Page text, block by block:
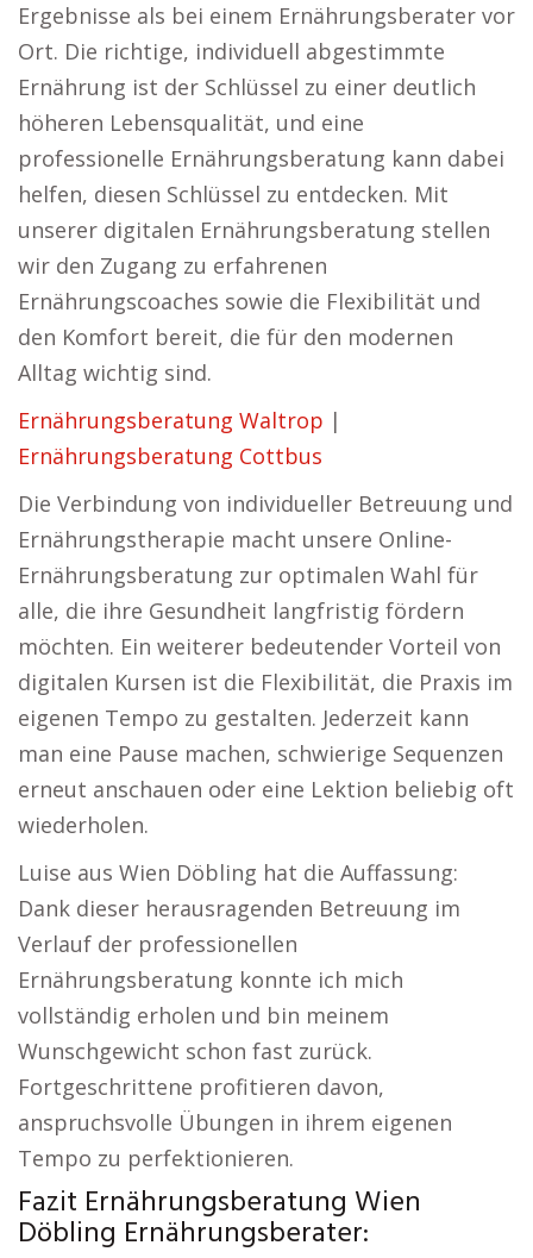
Ergebnisse als bei einem Ernährungsberater vor
Ort. Die richtige, individuell abgestimmte
Ernährung ist der Schlüssel zu einer deutlich
höheren Lebensqualität, und eine
professionelle Ernährungsberatung kann dabei
helfen, diesen Schlüssel zu entdecken. Mit
unserer digitalen Ernährungsberatung stellen
wir den Zugang zu erfahrenen
Ernährungscoaches sowie die Flexibilität und
den Komfort bereit, die für den modernen
Alltag wichtig sind.
Ernährungsberatung Waltrop |
Ernährungsberatung Cottbus
Die Verbindung von individueller Betreuung und
Ernährungstherapie macht unsere Online-
Ernährungsberatung zur optimalen Wahl für
alle, die ihre Gesundheit langfristig fördern
möchten. Ein weiterer bedeutender Vorteil von
digitalen Kursen ist die Flexibilität, die Praxis im
eigenen Tempo zu gestalten. Jederzeit kann
man eine Pause machen, schwierige Sequenzen
erneut anschauen oder eine Lektion beliebig oft
wiederholen.
Luise aus Wien Döbling hat die Auffassung:
Dank dieser herausragenden Betreuung im
Verlauf der professionellen
Ernährungsberatung konnte ich mich
vollständig erholen und bin meinem
Wunschgewicht schon fast zurück.
Fortgeschrittene profitieren davon,
anspruchsvolle Übungen in ihrem eigenen
Tempo zu perfektionieren.
Fazit Ernährungsberatung Wien
Döbling Ernährungsberater: